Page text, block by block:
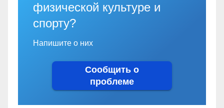
физической культуре и
спорту?
Напишите о них
Сообщить о
проблеме